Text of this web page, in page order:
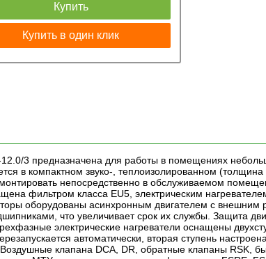
Купить
Купить в один клик
3 предназначена для работы в помещениях
в компактном звуко-, теплоизолированном
непосредственно в обслуживаемом
фильтром класса EU5, электрическим
оборудованы асинхронным двигателем с внешним
что увеличивает срок их службы. Защита
электрические нагреватели оснащены
автоматически, вторая ступень
клапана DCA, DR, обратные клапаны RSK,